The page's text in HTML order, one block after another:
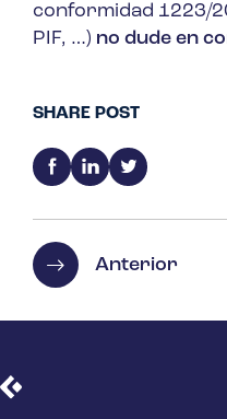
conformidad 1223/
PIF, …) no dude en
SHARE POST
Anterior